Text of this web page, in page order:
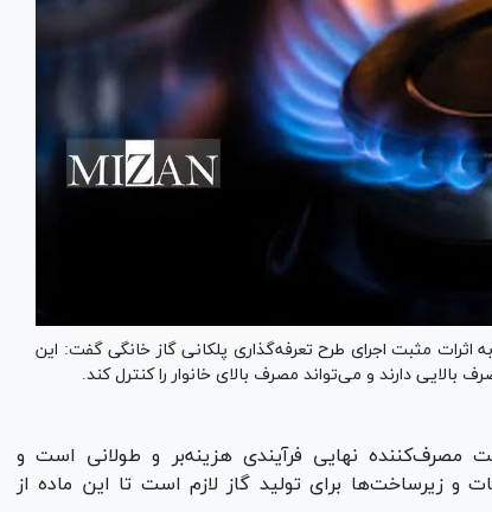
مثبت اجرای طرح تعرفه‌گذاری پلکانی گاز خانگی گفت: این
دارند و می‌تواند مصرف بالای خانوار را کنترل کند.
مصرف‌کننده نهایی فرآیندی هزینه‌بر و طولانی است و
و زیرساخت‌ها برای تولید گاز لازم است تا این ماده از